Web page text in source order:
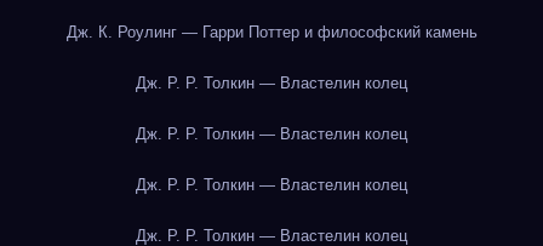
Дж. К. Роулинг — Гарри Поттер и философский камень
Дж. Р. Р. Толкин — Властелин колец
Дж. Р. Р. Толкин — Властелин колец
Дж. Р. Р. Толкин — Властелин колец
Дж. Р. Р. Толкин — Властелин колец